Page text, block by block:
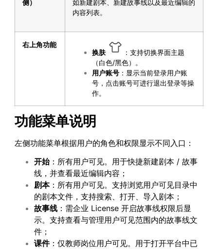
侧）
如新建剧本、新建故事线以及最近编辑的
内容列表。
右上角功能
换肤
：支持切换界面主题
（白色/黑色）。
用户账号 ：显示当前登录用户账
号，点击账号可进行退出登录等操
作。
功能菜单说明
左侧功能菜单根据用户的角色和权限显示不同入口：
开始：所有用户可见。用于快捷新建剧本 / 故事
线，并查看最近编辑内容；
剧本：所有用户可见。支持浏览用户可见目录中
的剧本文件，支持搜索、打开、导入剧本；
故事线 ：需企业 License 开启故事线权限后显
示。支持查看与管理用户可见范围内的故事线文
件；
课件：仅教师岗位用户可见。用于打开平台中已